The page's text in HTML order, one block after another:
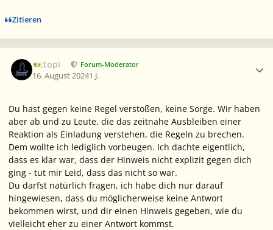
Zitieren
Octopi Forum-Moderator
16. August 20241 J.
Du hast gegen keine Regel verstoßen, keine Sorge. Wir haben
aber ab und zu Leute, die das zeitnahe Ausbleiben einer
Reaktion als Einladung verstehen, die Regeln zu brechen.
Dem wollte ich lediglich vorbeugen. Ich dachte eigentlich,
dass es klar war, dass der Hinweis nicht explizit gegen dich
ging - tut mir Leid, dass das nicht so war.
Du darfst natürlich fragen, ich habe dich nur darauf
hingewiesen, dass du möglicherweise keine Antwort
bekommen wirst, und dir einen Hinweis gegeben, wie du
vielleicht eher zu einer Antwort kommst.